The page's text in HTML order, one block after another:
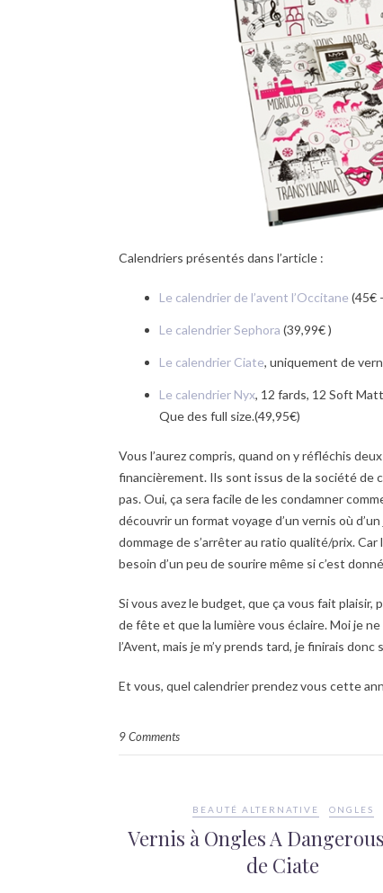
Calendriers présentés dans l’article :
Le calendrier de l’avent l’Occitane (45€
Le calendrier Sephora (39,99€ )
Le calendrier Ciate, uniquement de
Le calendrier Nyx, 12 fards, 12 Soft
Que des full size.(49,95€)
Vous l’aurez compris, quand on y réfléchis
financièrement. Ils sont issus de la société
pas. Oui, ça sera facile de les condamner
découvrir un format voyage d’un vernis où
dommage de s’arrêter au ratio qualité/prix.
besoin d’un peu de sourire même si c’est
Si vous avez le budget, que ça vous fait
de fête et que la lumière vous éclaire. Moi je
l’Avent, mais je m’y prends tard, je finirais
Et vous, quel calendrier prendez vous cette
9 Comments
BEAUTÉ ALTERNATIVE ONGLES
Vernis à Ongles A
de Ciate